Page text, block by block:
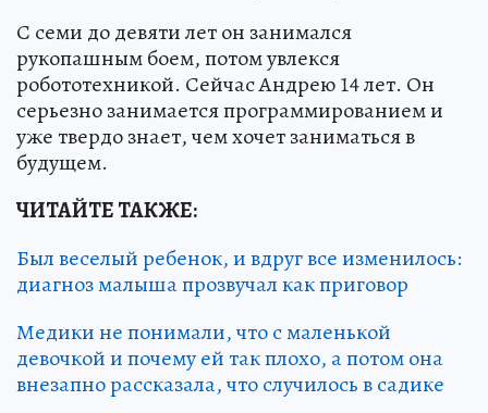
С семи до девяти лет он занимался
рукопашным боем, потом увлекся
робототехникой. Сейчас Андрею 14 лет. Он
серьезно занимается программированием и
уже твердо знает, чем хочет заниматься в
будущем.
ЧИТАЙТЕ ТАКЖЕ:
Был веселый ребенок, и вдруг все изменилось:
диагноз малыша прозвучал как приговор
Медики не понимали, что с маленькой
девочкой и почему ей так плохо, а потом она
внезапно рассказала, что случилось в садике